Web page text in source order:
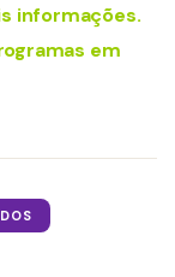
informações.
em